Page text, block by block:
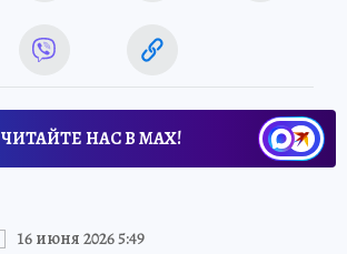
ЧИТАЙТЕ НАС В МАХ!
16 июня 2026 5:49